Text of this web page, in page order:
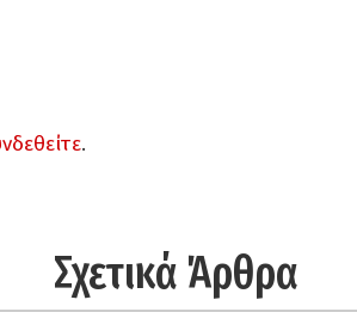
.
Σχετικά Άρθρα